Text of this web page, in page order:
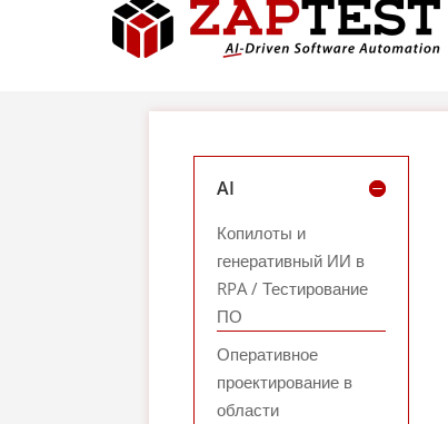
AI
Копилоты и
генеративный ИИ в
RPA / Тестирование
ПО
Оперативное
проектирование в
области